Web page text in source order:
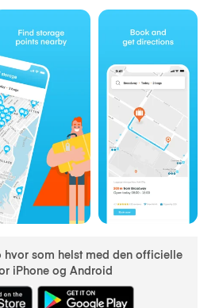
hvor som helst med den officielle
iPhone og Android